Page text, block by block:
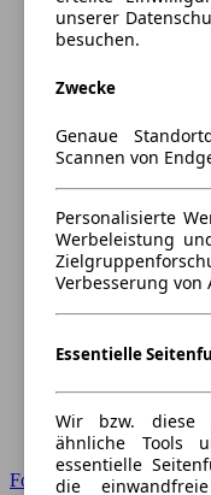
Forum Startseite
unserer
besuchen.
Zwecke
Genaue
Scannen von
Personalisierte
Werbeleistung
Verbesserung von
Essentielle
Wir bzw. diese
ähnliche Tools
essentielle
die